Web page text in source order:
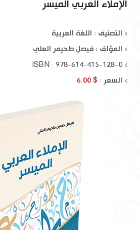
الإملاء العربي الميسر
التصنيف : اللغة العربية
المؤلف : فيصل طحيمر العلي
ISBN : 978-614-415-128-0
السعر : $ 6.00